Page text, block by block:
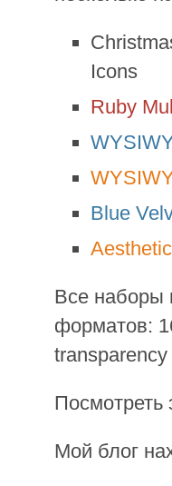
Icons
Ruby
Blue
Все наборы
форматов:
Посмотреть
Мой блог